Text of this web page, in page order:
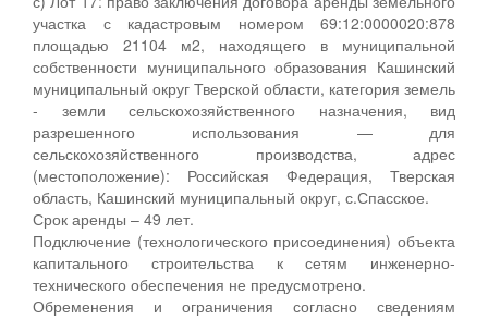
участка с кадастровым номером 69:12:0000020:878
площадью 21104 м2, находящего в муниципальной
собственности муниципального образования Кашинский
муниципальный округ Тверской области, категория земель
- земли сельскохозяйственного назначения, вид
разрешенного использования — для
сельскохозяйственного производства, адрес
(местоположение): Российская Федерация, Тверская
область, Кашинский муниципальный округ, с.Спасское.
Срок аренды – 49 лет.
Подключение (технологического присоединения) объекта
капитального строительства к сетям инженерно-
технического обеспечения не предусмотрено.
Обременения и ограничения согласно сведениям